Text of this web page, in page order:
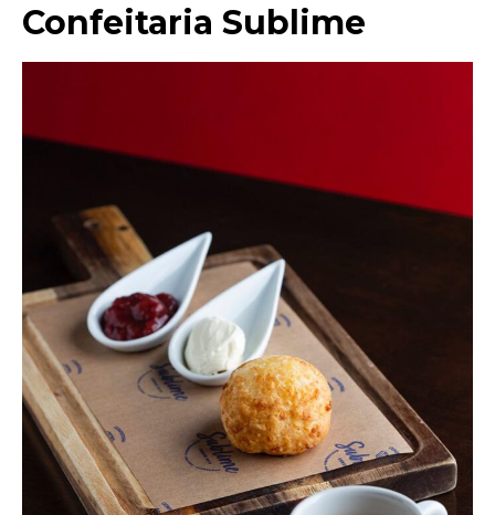
Confeitaria Sublime